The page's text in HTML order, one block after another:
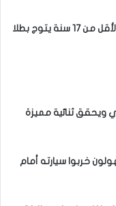
على عرش شمال إفريقيا: المنتخب الوطني لأقل من 17 سنة يتوج بطلا
ويحقق ثنائية مميزة
خربوا سيارته أمام